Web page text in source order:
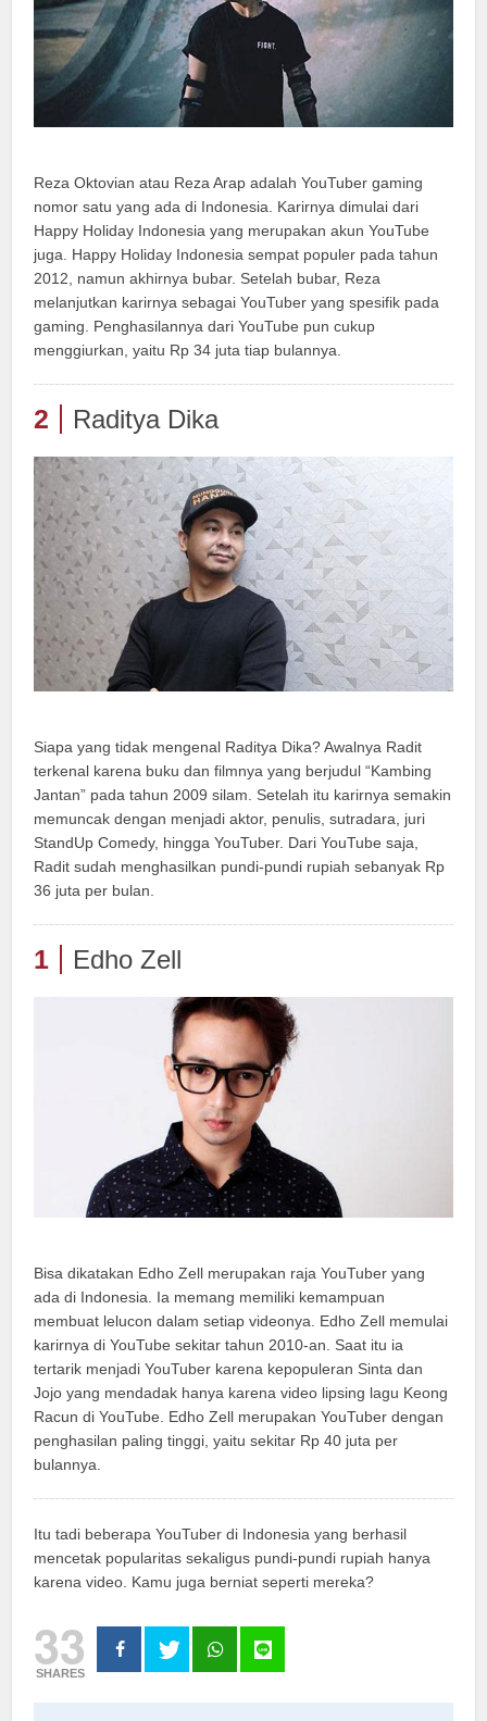
Reza Oktovian atau Reza Arap adalah YouTuber gaming
nomor satu yang ada di Indonesia. Karirnya dimulai dari
Happy Holiday Indonesia yang merupakan akun YouTube
juga. Happy Holiday Indonesia sempat populer pada tahun
2012, namun akhirnya bubar. Setelah bubar, Reza
melanjutkan karirnya sebagai YouTuber yang spesifik pada
gaming. Penghasilannya dari YouTube pun cukup
menggiurkan, yaitu Rp 34 juta tiap bulannya.
2 Raditya Dika
Siapa yang tidak mengenal Raditya Dika? Awalnya Radit
terkenal karena buku dan filmnya yang berjudul “Kambing
Jantan” pada tahun 2009 silam. Setelah itu karirnya semakin
memuncak dengan menjadi aktor, penulis, sutradara, juri
StandUp Comedy, hingga YouTuber. Dari YouTube saja,
Radit sudah menghasilkan pundi-pundi rupiah sebanyak Rp
36 juta per bulan.
1 Edho Zell
Bisa dikatakan Edho Zell merupakan raja YouTuber yang
ada di Indonesia. Ia memang memiliki kemampuan
membuat lelucon dalam setiap videonya. Edho Zell memulai
karirnya di YouTube sekitar tahun 2010-an. Saat itu ia
tertarik menjadi YouTuber karena kepopuleran Sinta dan
Jojo yang mendadak hanya karena video lipsing lagu Keong
Racun di YouTube. Edho Zell merupakan YouTuber dengan
penghasilan paling tinggi, yaitu sekitar Rp 40 juta per
bulannya.
Itu tadi beberapa YouTuber di Indonesia yang berhasil
mencetak popularitas sekaligus pundi-pundi rupiah hanya
karena video. Kamu juga berniat seperti mereka?
33
SHARES